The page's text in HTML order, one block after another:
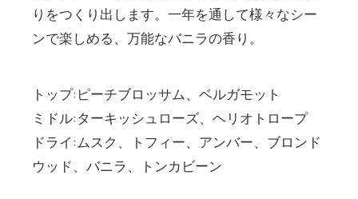
りをつくり出します。一年を通して様々なシー
ンで楽しめる、万能なバニラの香り。
トップ:ピーチブロッサム、ベルガモット
ミドル:ターキッシュローズ、ヘリオトロープ
ドライ:ムスク、トフィー、アンバー、ブロンド
ウッド、バニラ、トンカビーン